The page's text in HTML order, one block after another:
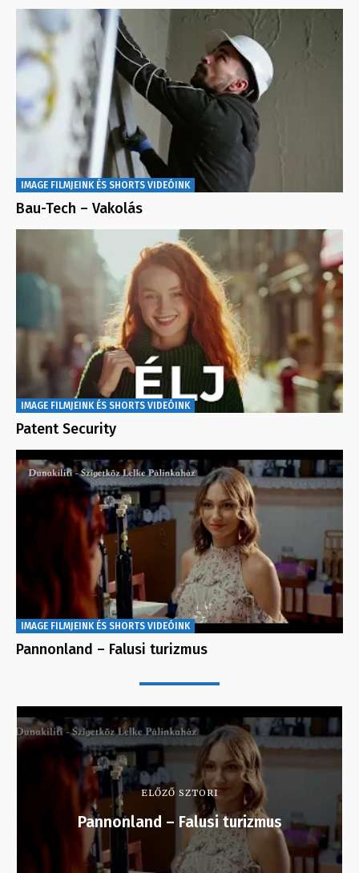
IMAGE FILMJEINK ÉS SHORTS VIDEÓINK
Bau-Tech – Vakolás
IMAGE FILMJEINK ÉS SHORTS VIDEÓINK
Patent Security
IMAGE FILMJEINK ÉS SHORTS VIDEÓINK
Pannonland – Falusi turizmus
ELŐZŐ SZTORI
Pannonland – Falusi turizmus